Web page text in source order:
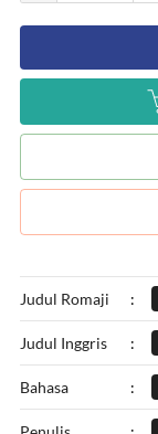
`
Judul Romaji :
Judul Inggris :
Bahasa :